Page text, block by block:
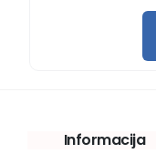
Informacija